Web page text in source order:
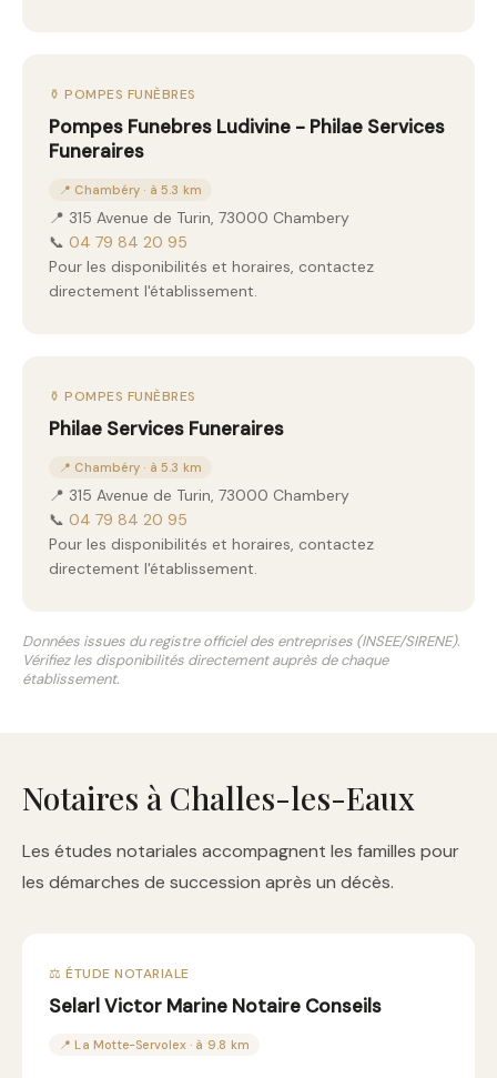
⚱️ POMPES FUNÈBRES
Pompes Funebres Ludivine - Philae Services
Funeraires
📍 Chambéry · à 5.3 km
📍 315 Avenue de Turin, 73000 Chambery
📞 04 79 84 20 95
Pour les disponibilités et horaires, contactez
directement l'établissement.
⚱️ POMPES FUNÈBRES
Philae Services Funeraires
📍 Chambéry · à 5.3 km
📍 315 Avenue de Turin, 73000 Chambery
📞 04 79 84 20 95
Pour les disponibilités et horaires, contactez
directement l'établissement.
Données issues du registre officiel des entreprises (INSEE/SIRENE).
Vérifiez les disponibilités directement auprès de chaque
établissement.
Notaires à Challes-les-Eaux
Les études notariales accompagnent les familles pour
les démarches de succession après un décès.
⚖️ ÉTUDE NOTARIALE
Selarl Victor Marine Notaire Conseils
📍 La Motte-Servolex · à 9.8 km